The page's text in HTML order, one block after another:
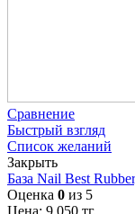
Сравнение
Быстрый взгляд
Список желаний
Закрыть
База Nail Best
Оценка 0 из 5
Цена: 9 050 тг.